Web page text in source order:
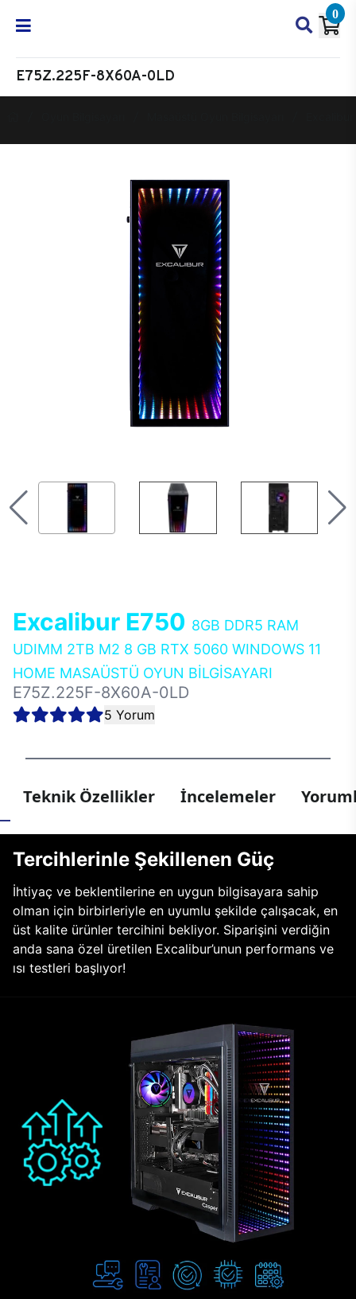
0
E75Z.225F-8X60A-0LD
Excalibur E750 8GB DDR5 RAM
UDIMM 2TB M2 8 GB RTX 5060 WINDOWS 11
HOME MASAÜSTÜ OYUN BİLGİSAYARI
E75Z.225F-8X60A-0LD
5 Yorum
Teknik Özellikler İncelemeler
Tercihlerinle Şekillenen Güç
İhtiyaç ve beklentilerine en uygun bilgisayara sahip
olman için birbirleriyle en uyumlu şekilde çalışacak, en
üst kalite ürünler tercihini bekliyor. Siparişini verdiğin
anda sana özel üretilen Excalibur’unun performans ve
ısı testleri başlıyor!